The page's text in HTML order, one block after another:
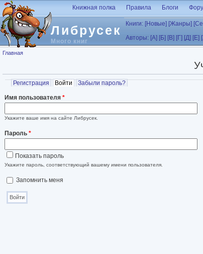
Перейти к основному содержанию
Либрусек
Много книг
Книжная полка Правила Блоги
Книги: [Новые] [Жанры]
Авторы: [А] [Б] [В] [Г] [Д] [Е]
Вы здесь
Главная
Главные вкладки
Регистрация Войти (активная вкладка)
Забыли пароль?
Имя пользователя *
Укажите ваше имя на сайте Либрусек.
Пароль *
Показать пароль
Укажите пароль, соответствующий вашему имени пользователя.
Запомнить меня